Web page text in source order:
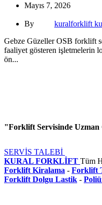
Mayıs 7, 2026
By
kuralforklift
Gebze Güzeller OSB forklift
faaliyet gösteren işletmelerin
ön...
"Forklift Servisinde
SERVİS TALEBİ
KURAL FORKLİFT Tüm
Forklift Kiralama - Forklift
Forklift Dolgu Lastik -